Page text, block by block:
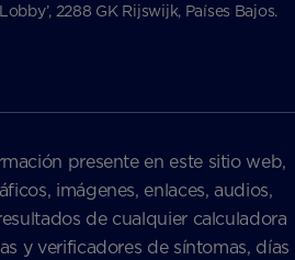
2288 GK Rijswijk, Países Bajos.
presente en este sitio web,
imágenes, enlaces, audios,
de cualquier calculadora
y verificadores de síntomas, días